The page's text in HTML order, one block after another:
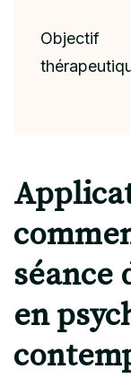
Objectif
séance
en